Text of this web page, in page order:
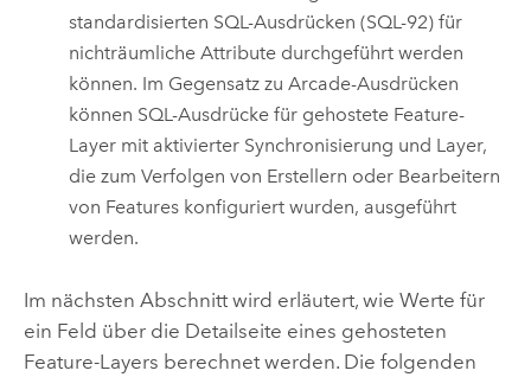
standardisierten SQL-Ausdrücken (SQL-92) für
nichträumliche Attribute durchgeführt werden
können. Im Gegensatz zuArcade-Ausdrücken
können SQL-Ausdrücke für gehostete Feature-
Layer mit aktivierter Synchronisierung und Layer,
die zum Verfolgen von Erstellern oder Bearbeitern
von Features konfiguriert wurden, ausgeführt
werden.
Im nächsten Abschnitt wird erläutert, wie Werte für
ein Feld über die Detailseite eines gehosteten
Feature-Layers berechnet werden. Die folgenden